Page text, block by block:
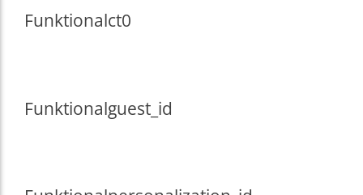
Funktionalct0
Funktionalguest_id